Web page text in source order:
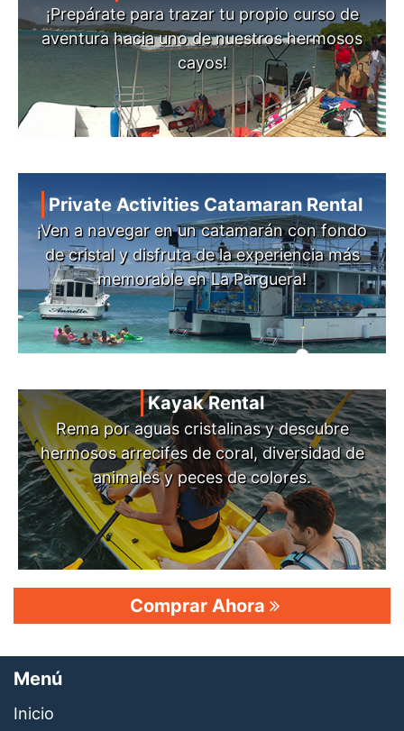
¡Prepárate para trazar tu propio curso de
aventura hacia uno de nuestros hermosos
cayos!
Private Activities Catamaran Rental
¡Ven a navegar en un catamarán con fondo
de cristal y disfruta de la experiencia más
memorable en La Parguera!
Kayak Rental
Rema por aguas cristalinas y descubre
hermosos arrecifes de coral, diversidad de
animales y peces de colores.
Comprar Ahora
Menú
Inicio